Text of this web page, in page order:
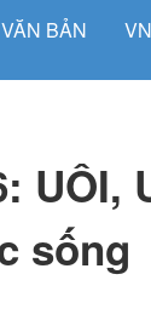
VĂN BẢN
UÔI,
sống